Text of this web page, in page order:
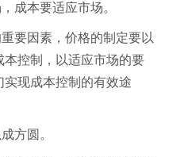
成本要适应市场。
要因素，价格的制定要以
控制，以适应市场的要
现成本控制的有效途
方圆。